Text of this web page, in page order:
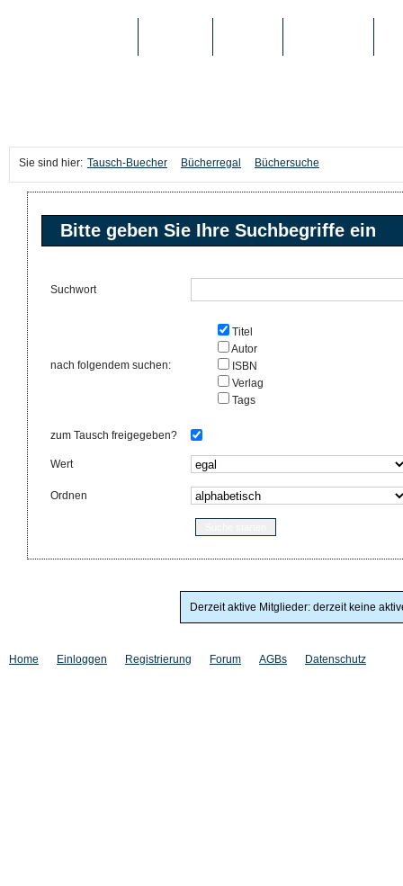
Sie sind hier: Tausch-Buecher Bücherregal Büchersuche
Bitte geben Sie Ihre Suchbegriffe ein
Suchwort
nach folgendem suchen:
Titel
Autor
ISBN
Verlag
Tags
zum Tausch freigegeben?
Wert
Ordnen
Derzeit aktive Mitglieder: derzeit keine
Home Einloggen Registrierung Forum AGBs Datenschutz